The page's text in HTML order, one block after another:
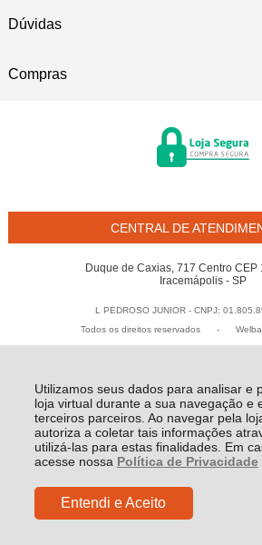
Utilizamos seus dados para analisar e
loja virtual durante a sua navegação e
terceiros parceiros. Ao navegar pela
autoriza a coletar tais informações
utilizá-las para estas finalidades. Em
acesse nossa Política de Privacidade
Entendi e Aceito
Dúvidas
Compras
CENTRAL DE
Duque de Caxias, 717 Centro CEP
Iracemápolis - SP
L PEDROSO JUNIOR - CNPJ:
Todos os direitos reservados
-
R$ 4,80